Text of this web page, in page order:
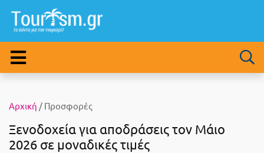
Αρχική / Προσφορές
Ξενοδοχεία για αποδράσεις τον Μάιο
2026 σε μοναδικές τιμές